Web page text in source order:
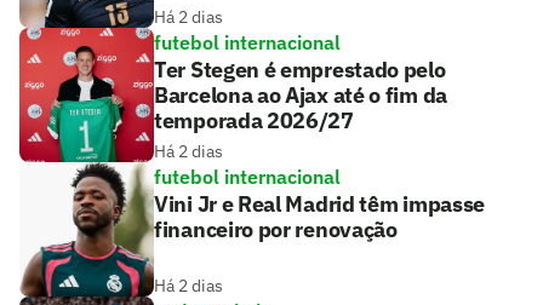
Há 2 dias
futebol internacional
Ter Stegen é emprestado pelo
Barcelona ao Ajax até o fim da
temporada 2026/27
Há 2 dias
futebol internacional
Vini Jr e Real Madrid têm impasse
financeiro por renovação
Há 2 dias